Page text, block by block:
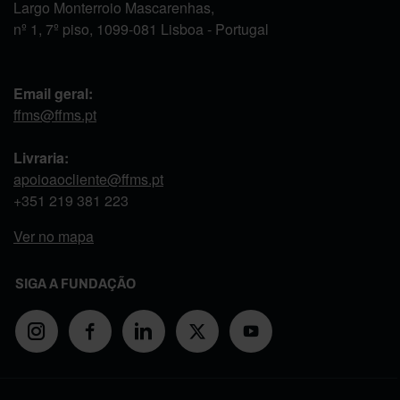
Largo Monterroio Mascarenhas,
nº 1, 7º piso, 1099-081 Lisboa - Portugal
Email geral:
ffms@ffms.pt
Livraria:
apoioaocliente@ffms.pt
+351 219 381 223
Ver no mapa
SIGA A FUNDAÇÃO